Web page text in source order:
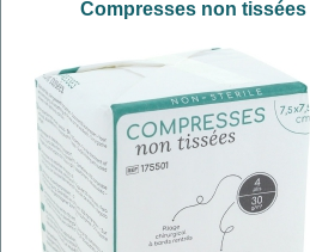
Compresses non